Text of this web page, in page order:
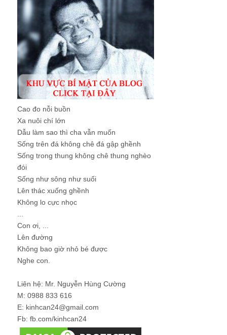
Cao đo nỗi buồn
Xa nuôi chí lớn
Dẫu làm sao thì cha vẫn muốn
Sống trên đá không chê đá gập ghềnh
Sống trong thung không chê thung nghèo
đói
Sống như sông như suối
Lên thác xuống ghềnh
Không lo cực nhọc
Con ơi, ...
Lên đường
Không bao giờ nhỏ bé được
Nghe con.
Liên hệ: Mr. Nguyễn Hùng Cường
M: 0988 833 616
E: kinhcan24@gmail.com
Fb: fb.com/kinhcan24